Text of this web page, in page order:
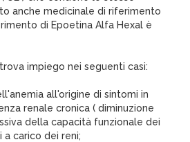
anche medicinale di riferimento
di Epoetina Alfa Hexal è
impiego nei seguenti casi:
all'origine di sintomi in
renale cronica ( diminuzione
della capacità funzionale dei
carico dei reni;